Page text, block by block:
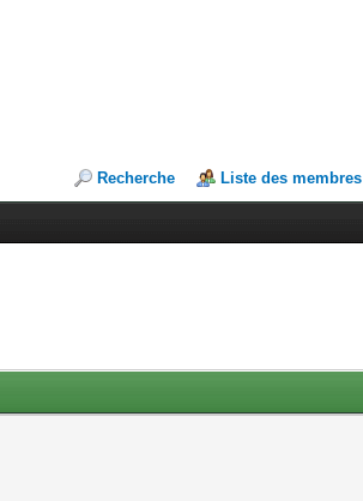
Recherche Liste des membres